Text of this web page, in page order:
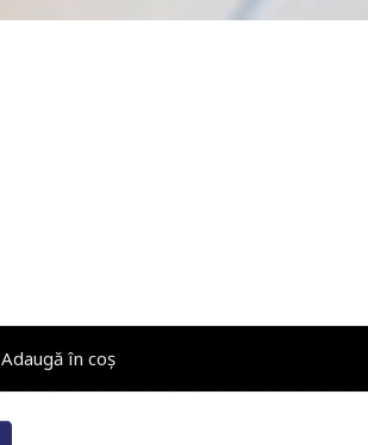
Adaugă în coș